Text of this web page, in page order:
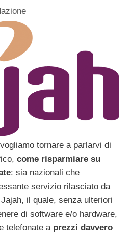
vogliamo tornare a parlarvi di
come risparmiare su
: sia nazionali che
servizio rilasciato da
il quale, senza ulteriori
di software e/o hardware,
telefonate aprezzi davvero